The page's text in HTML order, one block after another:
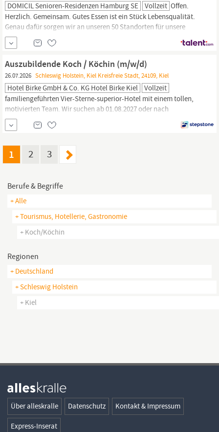
DOMICIL Senioren-Residenzen Hamburg SE Vollzeit Offen.
Herzlich. Gemeinsam. Gutes Essen ist ein Stück Lebensqualität.
Genau dafür sorgen wir an unseren 50 Standorten für unsere
Bewohnerinnen und Bewohner. Koche mit Liebe und
Verantwortung und komm in unser Team als
(m/w/d) Wir
bieten dir: Pro Monat 50 € Gutschein über become.1 – du
entscheidest, wofür JobRad Steuerfreie Zuschüsse
Auszubildende Koch / Köchin (m/w/d)
26.07.2026 Schleswig Holstein, Kiel Kreisfreie Stadt, 24109, Kiel
Hotel Birke GmbH & Co. KG Hotel Birke Kiel
Vollzeit
familiengeführten Vier-Sterne-superior-Hotel mit einem tollen,
motivierten Team. Wir suchen ab 01.08.2027 oder nach
Vereinbarung Auszubildende (m/w/d) für den Beruf
Anstellungsart: Ausbildung Unser Fischers Fritz Restaurant ist
ausgestatteten Küche wird nach den Regeln der...
1 2 3
Berufe & Begriffe
+ Alle
+ Tourismus, Hotellerie, Gastronomie
+ Koch/köchin
Regionen
+ Deutschland
+ Schleswig Holstein
+ Kiel
Über alleskralle Datenschutz Kontakt & Impressum
Express-Inserat